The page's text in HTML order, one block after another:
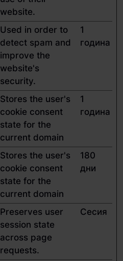
website.
Used in order to
detect spam and
improve the
website's
security.
1
година
Stores the user's
cookie consent
state for the
current domain
1
година
Stores the user's
cookie consent
state for the
current domain
180
дни
Preserves user
session state
across page
requests.
Сесия